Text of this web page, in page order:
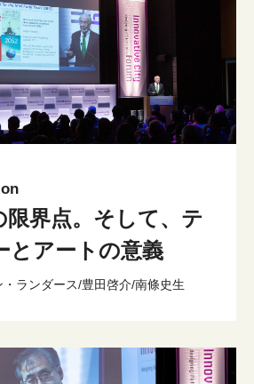
限界点。そして、テ
とアートの意義
ランダース/豊田啓介/南條史生